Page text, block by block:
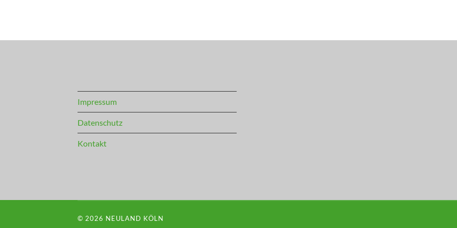
Impressum
Datenschutz
Kontakt
© 2026 NEULAND KÖLN